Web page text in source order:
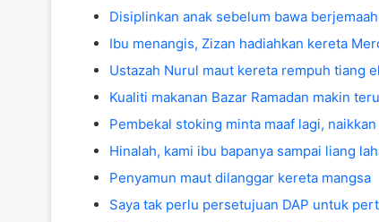
Disiplinkan anak sebelum bawa
Ibu menangis, Zizan hadiahkan kereta
Ustazah Nurul maut kereta rempuh tiang
Kualiti makanan Bazar Ramadan makin
Pembekal stoking minta maaf lagi,
Hinalah, kami ibu bapanya sampai liang
Penyamun maut dilanggar kereta mangsa
Saya tak perlu persetujuan DAP untuk